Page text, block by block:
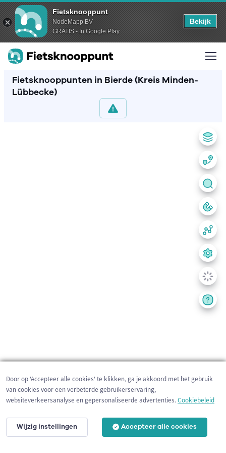
Fietsknooppunt
NodeMapp BV
GRATIS - In Google Play
Bekijk
Fietsknooppunten in Bierde (Kreis Minden-
Lübbecke)
200 m
Door op 'Accepteer alle cookies' te klikken, ga je akkoord met het gebruik
van cookies voor een verbeterde gebruikerservaring,
websiteverkeersanalyse en gepersonaliseerde advertenties.Cookiebeleid
Wijzig instellingen Accepteer alle cookies